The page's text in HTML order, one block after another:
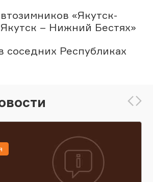
«Якутск-
– Нижний Бестях»
соседних Республиках